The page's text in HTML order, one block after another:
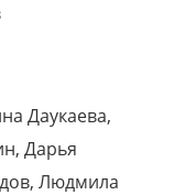
Даукаева,
Дарья
Людмила